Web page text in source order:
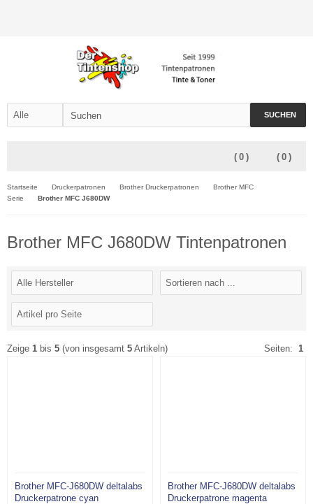
SUCHEN
( 0 )
( 0 )
Startseite Druckerpatronen Brother Druckerpatronen
Brother MFC
Serie
Brother MFC J680DW
Brother MFC J680DW Tintenpatronen
Zeige 1 bis 5 (von insgesamt 5 Artikeln) Seiten: 1
Brother MFC-J680DW deltalabs
Druckerpatrone cyan
Brother MFC-J680DW deltalabs
Druckerpatrone magenta